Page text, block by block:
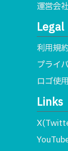
運営会
Legal
利用規
プライ
ロゴ使
Links